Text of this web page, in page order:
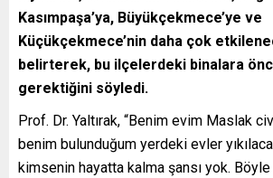
Kasımpaşa’ya, Büyükçekmece’ye ve
Küçükçekmece’nin daha çok
belirterek, bu ilçelerdeki binalara
gerektiğini söyledi.
Prof. Dr. Yaltırak, “Benim evim Maslak
benim bulunduğum yerdeki evler
kimsenin hayatta kalma şansı yok.